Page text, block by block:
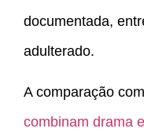
documentada,
adulterado.
A comparação
combinam drama